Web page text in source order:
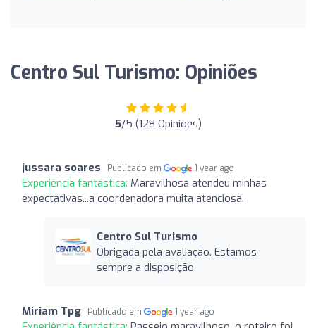
Centro Sul Turismo: Opiniões
5/5 (128 Opiniões)
jussara soares Publicado em 1 year ago
Experiência fantástica: Maravilhosa atendeu minhas
expectativas...a coordenadora muita atenciosa.
Centro Sul Turismo
Obrigada pela avaliação. Estamos
sempre a disposição.
Miriam Tpg Publicado em 1 year ago